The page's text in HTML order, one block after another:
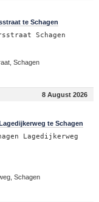
te Schagen
Schagen
Schagen
8 August 2026
te Schagen
Lagedijkerweg
Schagen